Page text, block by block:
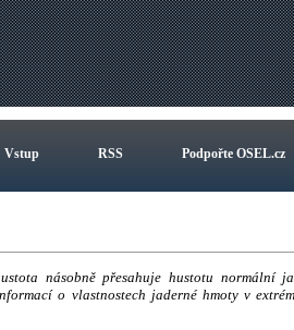
Vstup RSS Podpořte OSEL.cz
násobně přesahuje hustotu normální
o vlastnostech jaderné hmoty v